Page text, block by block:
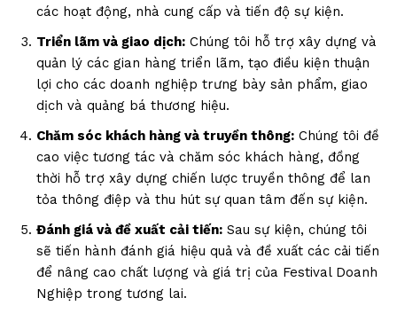
các hoạt động, nhà cung cấp và tiến độ sự kiện.
Triển lãm và giao dịch: Chúng tôi hỗ trợ xây dựng và
quản lý các gian hàng triển lãm, tạo điều kiện thuận
lợi cho các doanh nghiệp trưng bày sản phẩm, giao
dịch và quảng bá thương hiệu.
Chăm sóc khách hàng và truyền thông: Chúng tôi đề
cao việc tương tác và chăm sóc khách hàng, đồng
thời hỗ trợ xây dựng chiến lược truyền thông để lan
tỏa thông điệp và thu hút sự quan tâm đến sự kiện.
Đánh giá và đề xuất cải tiến: Sau sự kiện, chúng tôi
sẽ tiến hành đánh giá hiệu quả và đề xuất các cải tiến
để nâng cao chất lượng và giá trị của Festival Doanh
Nghiệp trong tương lai.